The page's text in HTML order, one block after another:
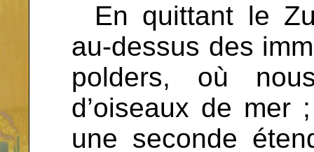
En quittant le
au-dessus des
polders, où
d’oiseaux de mer
une seconde